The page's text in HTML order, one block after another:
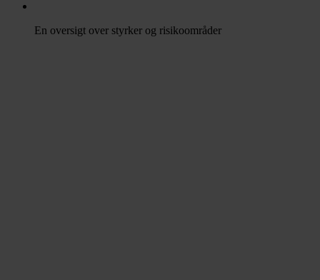
En oversigt over styrker og risikoområder